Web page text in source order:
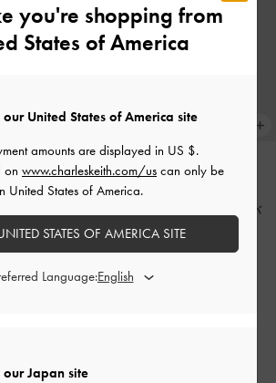
ルウォレ
再入荷
Duo ドゥオ キルトフォルドオーバ
ー ウォレット -ライトピンク
you're shopping from
States of America
our Japan site
our United States of America site
amounts are displayed in US $.
on www.charleskeith.com/us can only be
United States of America.
STATES OF AMERICA SITE
Language: